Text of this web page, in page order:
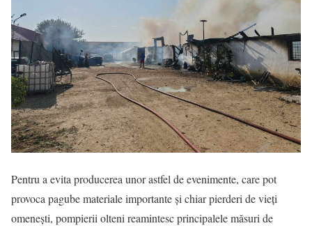
Pentru a evita producerea unor astfel de evenimente, care pot
provoca pagube materiale importante și chiar pierderi de vieți
omenești, pompierii olteni reamintesc principalele măsuri de